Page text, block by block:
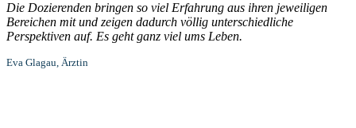
Die Dozierenden bringen so viel Erfahrung aus ihren jeweiligen
Bereichen mit und zeigen dadurch völlig unterschiedliche
Perspektiven auf. Es geht ganz viel ums Leben.
Eva Glagau, Ärztin